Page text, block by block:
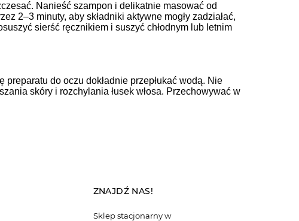
Nanieść szampon i delikatnie masować od
2–3 minuty, aby składniki aktywne mogły zadziałać,
sierść ręcznikiem i suszyć chłodnym lub letnim
do oczu dokładnie przepłukać wodą. Nie
skóry i rozchylania łusek włosa. Przechowywać w
ZNAJDŹ NAS!
Sklep stacjonarny w